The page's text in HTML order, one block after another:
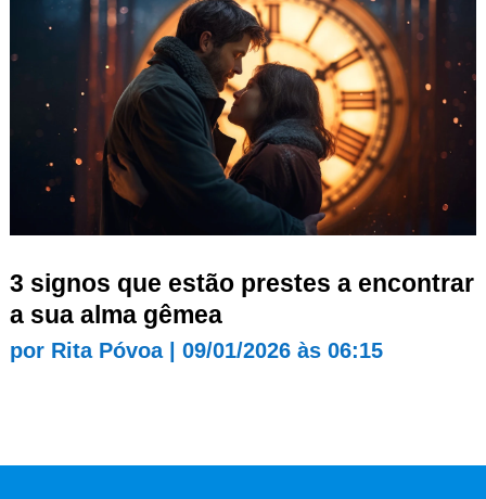
3 signos que estão prestes a encontrar
a sua alma gêmea
por Rita Póvoa| 09/01/2026 às 06:15